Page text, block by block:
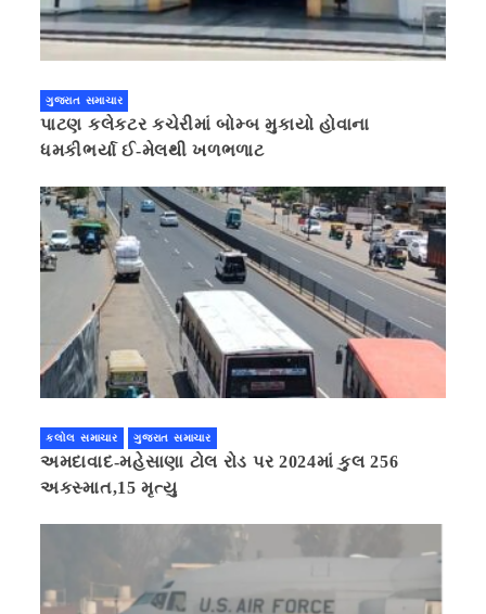
ગુજરાત સમાચાર
પાટણ કલેકટર કચેરીમાં બોમ્બ મુકાયો હોવાના
ધમકીભર્યા ઈ-મેલથી ખળભળાટ
કલોલ સમાચાર ગુજરાત સમાચાર
અમદાવાદ-મહેસાણા ટોલ રોડ પર 2024માં કુલ 256
અકસ્માત,15 મૃત્યુ